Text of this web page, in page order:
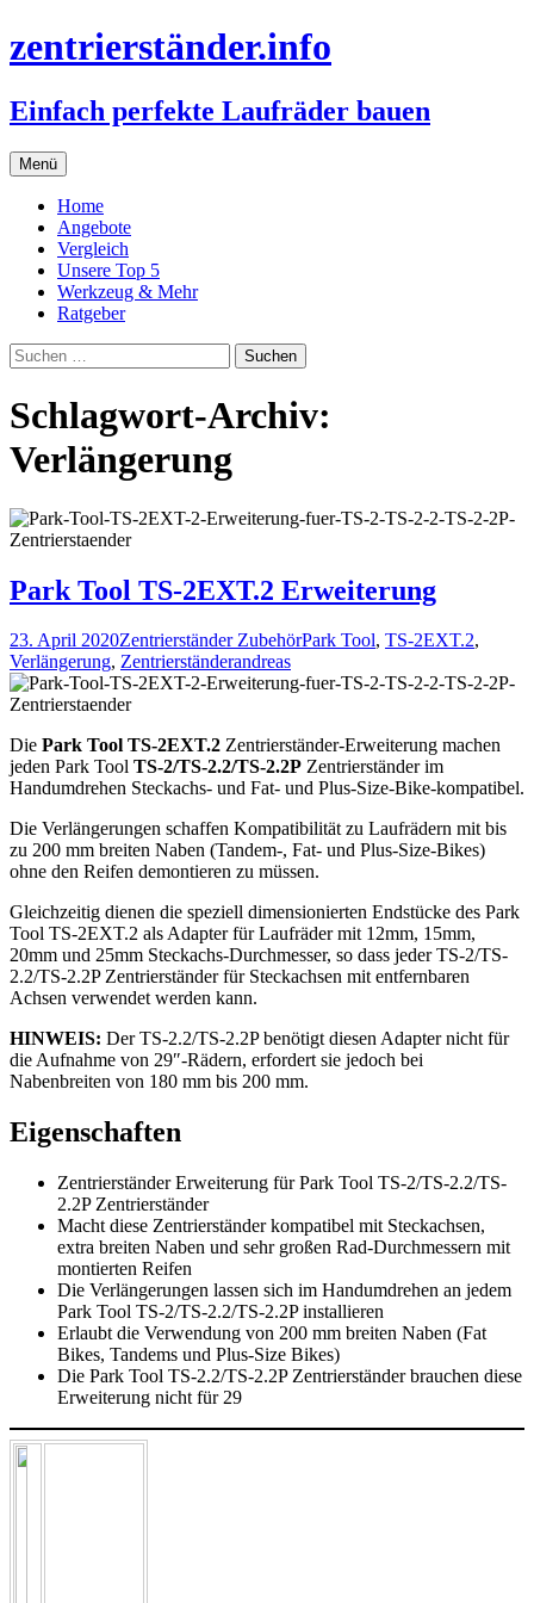
zentrierständer.info
Einfach perfekte Laufräder bauen
Menü Zum
Inhalt
springen
Home
Angebote
Vergleich
Unsere Top 5
Werkzeug & Mehr
Ratgeber
Suchen
nach:
Schlagwort-Archiv:
Verlängerung
Park Tool TS-2EXT.2 Erweiterung
23. April 2020Zentrierständer ZubehörPark Tool, TS-2EXT.2,
Verlängerung, Zentrierständerandreas
Die Park Tool TS-2EXT.2 Zentrierständer-Erweiterung machen
jeden Park Tool TS-2/TS-2.2/TS-2.2P Zentrierständer im
Handumdrehen Steckachs- und Fat- und Plus-Size-Bike-kompatibel.
Die Verlängerungen schaffen Kompatibilität zu Laufrädern mit bis
zu 200 mm breiten Naben (Tandem-, Fat- und Plus-Size-Bikes)
ohne den Reifen demontieren zu müssen.
Gleichzeitig dienen die speziell dimensionierten Endstücke des Park
Tool TS-2EXT.2 als Adapter für Laufräder mit 12mm, 15mm,
20mm und 25mm Steckachs-Durchmesser, so dass jeder TS-2/TS-
2.2/TS-2.2P Zentrierständer für Steckachsen mit entfernbaren
Achsen verwendet werden kann.
HINWEIS: Der TS-2.2/TS-2.2P benötigt diesen Adapter nicht für
die Aufnahme von 29″-Rädern, erfordert sie jedoch bei
Nabenbreiten von 180 mm bis 200 mm.
Eigenschaften
Zentrierständer Erweiterung für Park Tool TS-2/TS-2.2/TS-
2.2P Zentrierständer
Macht diese Zentrierständer kompatibel mit Steckachsen,
extra breiten Naben und sehr großen Rad-Durchmessern mit
montierten Reifen
Die Verlängerungen lassen sich im Handumdrehen an jedem
Park Tool TS-2/TS-2.2/TS-2.2P installieren
Erlaubt die Verwendung von 200 mm breiten Naben (Fat
Bikes, Tandems und Plus-Size Bikes)
Die Park Tool TS-2.2/TS-2.2P Zentrierständer brauchen diese
Erweiterung nicht für 29